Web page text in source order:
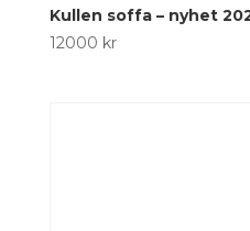
Kullen soffa – nyhet
12000 kr